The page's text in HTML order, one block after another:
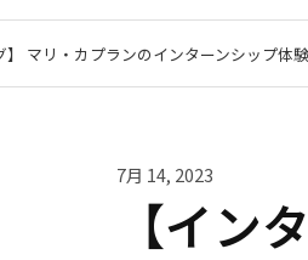
】 マリ・カプランのインターンシップ体
7月 14, 2023
【イン